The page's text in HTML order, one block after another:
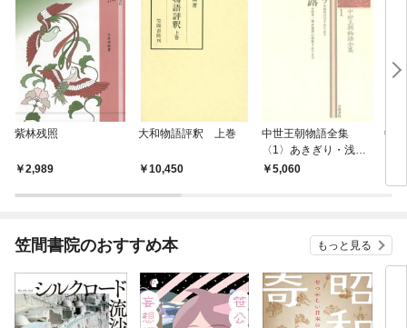
紫林残照
2,989
大和物語評釈 上巻
10,450
中世王朝物語全集
〈1〉あきぎり・浅茅
が露5,060
中
笠間書院のおすすめ本 もっと見る